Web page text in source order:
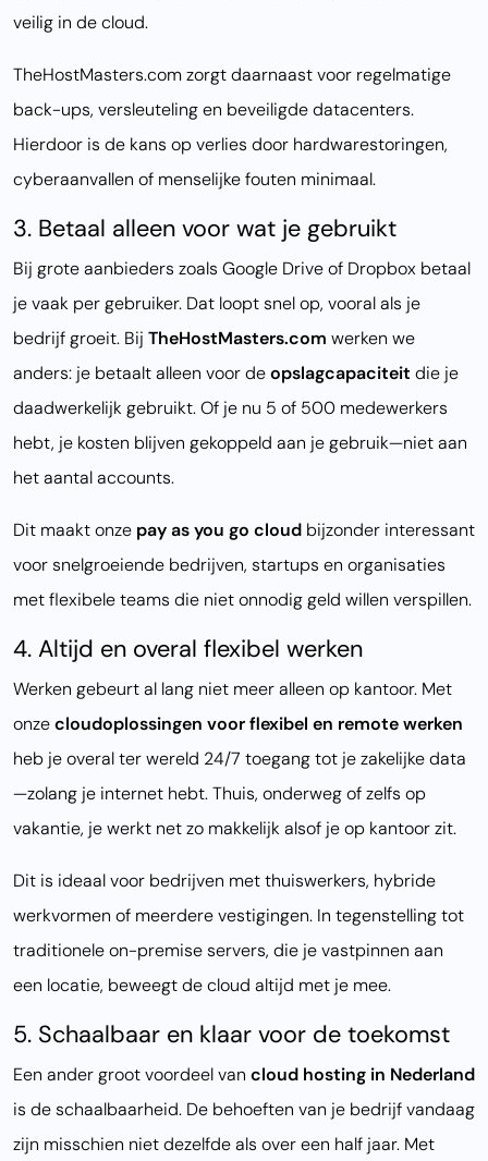
veilig in de cloud.
TheHostMasters.com zorgt daarnaast voor regelmatige
back-ups, versleuteling en beveiligde datacenters.
Hierdoor is de kans op verlies door hardwarestoringen,
cyberaanvallen of menselijke fouten minimaal.
3. Betaal alleen voor wat je gebruikt
Bij grote aanbieders zoals Google Drive of Dropbox betaal
je vaak per gebruiker. Dat loopt snel op, vooral als je
bedrijf groeit. Bij TheHostMasters.com werken we
anders: je betaalt alleen voor deopslagcapaciteit die je
daadwerkelijk gebruikt. Of je nu 5 of 500 medewerkers
hebt, je kosten blijven gekoppeld aan je gebruik—niet aan
het aantal accounts.
Dit maakt onze pay as you go cloud bijzonder interessant
voor snelgroeiende bedrijven, startups en organisaties
met flexibele teams die niet onnodig geld willen verspillen.
4. Altijd en overal flexibel werken
Werken gebeurt al lang niet meer alleen op kantoor. Met
onzecloudoplossingen voor flexibel en remote werken
heb je overal ter wereld 24/7 toegang tot je zakelijke data
—zolang je internet hebt. Thuis, onderweg of zelfs op
vakantie, je werkt net zo makkelijk alsof je op kantoor zit.
Dit is ideaal voor bedrijven met thuiswerkers, hybride
werkvormen of meerdere vestigingen. In tegenstelling tot
traditionele on-premise servers, die je vastpinnen aan
een locatie, beweegt de cloud altijd met je mee.
5. Schaalbaar en klaar voor de toekomst
Een ander groot voordeel van cloud hosting in Nederland
is de schaalbaarheid. De behoeften van je bedrijf vandaag
zijn misschien niet dezelfde als over een half jaar. Met